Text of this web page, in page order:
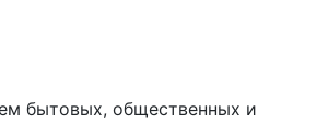
бытовых, общественных и